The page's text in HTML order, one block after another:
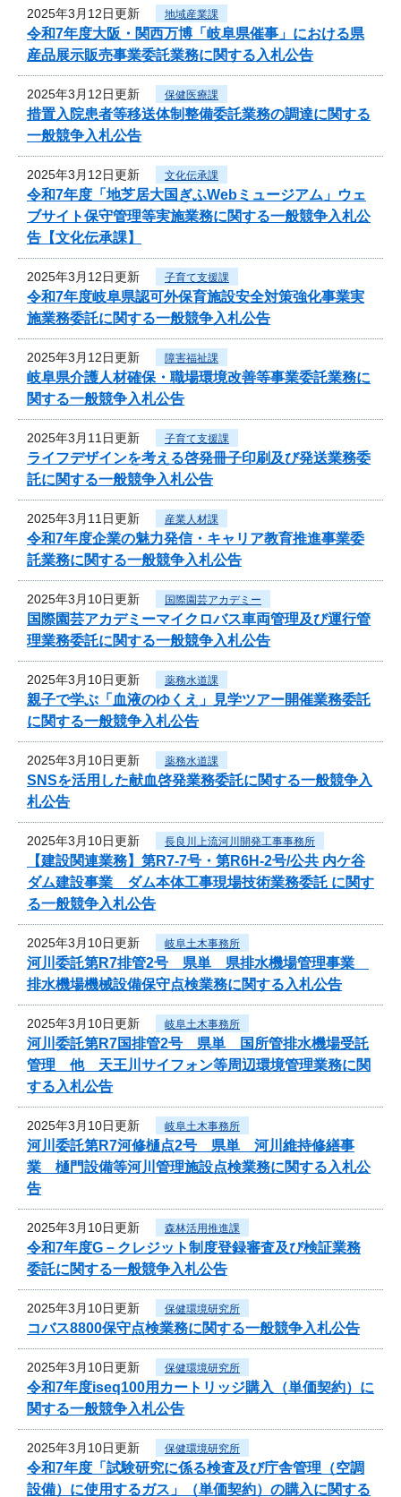
2025年3月12日更新 地域産業課
令和7年度大阪・関西万博「岐阜県催事」における県
産品展示販売事業委託業務に関する入札公告
2025年3月12日更新 保健医療課
措置入院患者等移送体制整備委託業務の調達に関する
一般競争入札公告
2025年3月12日更新 文化伝承課
令和7年度「地芝居大国ぎふWebミュージアム」ウェ
ブサイト保守管理等実施業務に関する一般競争入札公
告【文化伝承課】
2025年3月12日更新 子育て支援課
令和7年度岐阜県認可外保育施設安全対策強化事業実
施業務委託に関する一般競争入札公告
2025年3月12日更新 障害福祉課
岐阜県介護人材確保・職場環境改善等事業委託業務に
関する一般競争入札公告
2025年3月11日更新 子育て支援課
ライフデザインを考える啓発冊子印刷及び発送業務委
託に関する一般競争入札公告
2025年3月11日更新 産業人材課
令和7年度企業の魅力発信・キャリア教育推進事業委
託業務に関する一般競争入札公告
2025年3月10日更新 国際園芸アカデミー
国際園芸アカデミーマイクロバス車両管理及び運行管
理業務委託に関する一般競争入札公告
2025年3月10日更新 薬務水道課
親子で学ぶ「血液のゆくえ」見学ツアー開催業務委託
に関する一般競争入札公告
2025年3月10日更新 薬務水道課
SNSを活用した献血啓発業務委託に関する一般競争入
札公告
2025年3月10日更新 長良川上流河川開発工事事務所
【建設関連業務】第R7-7号・第R6H-2号/公共 内ケ谷
ダム建設事業 ダム本体工事現場技術業務委託 に関す
る一般競争入札公告
2025年3月10日更新 岐阜土木事務所
河川委託第R7排管2号 県単 県排水機場管理事業
排水機場機械設備保守点検業務に関する入札公告
2025年3月10日更新 岐阜土木事務所
河川委託第R7国排管2号 県単 国所管排水機場受託
管理 他 天王川サイフォン等周辺環境管理業務に関
する入札公告
2025年3月10日更新 岐阜土木事務所
河川委託第R7河修樋点2号 県単 河川維持修繕事
業 樋門設備等河川管理施設点検業務に関する入札公
告
2025年3月10日更新 森林活用推進課
令和7年度G－クレジット制度登録審査及び検証業務
委託に関する一般競争入札公告
2025年3月10日更新 保健環境研究所
コバス8800保守点検業務に関する一般競争入札公告
2025年3月10日更新 保健環境研究所
令和7年度iseq100用カートリッジ購入（単価契約）に
関する一般競争入札公告
2025年3月10日更新 保健環境研究所
令和7年度「試験研究に係る検査及び庁舎管理（空調
設備）に使用するガス」（単価契約）の購入に関する